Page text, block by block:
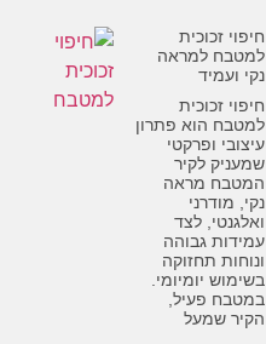
חיפוי זכוכית
למטבח למראה
נקי ועמיד
חיפוי זכוכית
למטבח הוא פתרון
עיצובי ופרקטי
שמעניק לקיר
המטבח מראה
נקי, מודרני
ואלגנטי, לצד
עמידות גבוהה
ונוחות תחזוקה
בשימוש יומיומי.
במטבח פעיל,
הקיר שמעל